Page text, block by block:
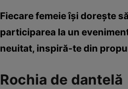
Fiecare femeie îşi doreşte
participarea la un
neuitat, inspiră-te din
Rochia de dantelă